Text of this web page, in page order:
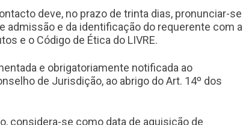
deve, no prazo de trinta dias, pronunciar-se
e da identificação do requerente com a
e o Código de Ética do LIVRE.
e obrigatoriamente notificada ao
de Jurisdição, ao abrigo do Art. 14º dos
considera-se como data de aquisição de